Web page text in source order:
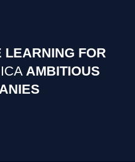
LEARNING FOR
AMBITIOUS